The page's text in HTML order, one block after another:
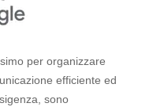
per organizzare
efficiente ed
sono